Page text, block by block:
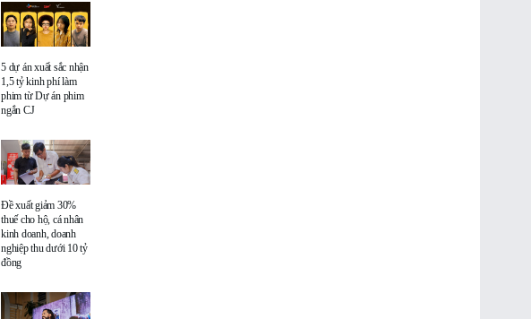
5 dự án xuất sắc nhận
1,5 tỷ kinh phí làm
phim từ Dự án phim
ngắn CJ
Đề xuất giảm 30%
thuế cho hộ, cá nhân
kinh doanh, doanh
nghiệp thu dưới 10 tỷ
đồng